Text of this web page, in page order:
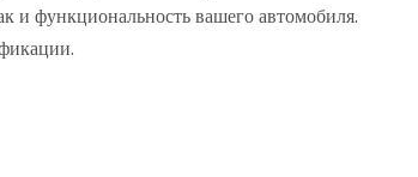
и функциональность вашего автомобиля.